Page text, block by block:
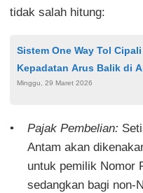
tidak salah hitung:
Sistem One Way Tol
Kepadatan Arus Balik di
Cirebon H+7 Lebaran
Minggu, 29 Maret 2026
Pajak Pembelian:
Antam akan
untuk pemilik Nomor
sedangkan bagi non-